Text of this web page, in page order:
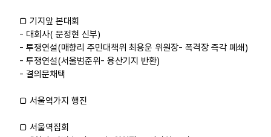
□ 기지앞 본대회
- 대회사( 문정현 신부)
- 투쟁연설(매향리 주민대책위 최용운 위원장- 폭격장 즉각 폐쇄)
- 투쟁연설(서울범준위- 용산기지 반환)
- 결의문채택
□ 서울역가지 행진
□ 서울역집회